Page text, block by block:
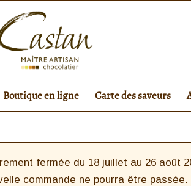
Boutique en ligne Carte des saveurs
fermée du 18 juillet au 26 août
commande ne pourra être passée.